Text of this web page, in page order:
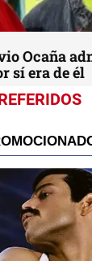
Ocaña
sí era de él